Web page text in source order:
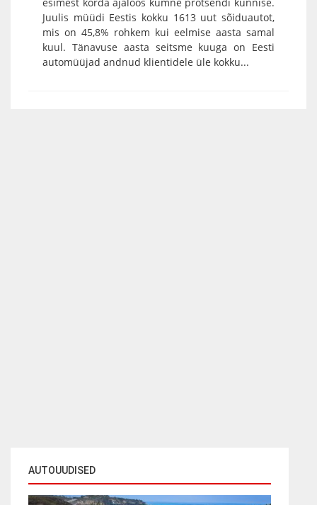
AUTOUUDISED
Juulis müüdi Eestis kokku 1613 uut sõiduautot,
mis on 45,8% rohkem kui eelmise aasta samal
kuul. Tänavuse aasta seitsme kuuga on Eesti
automüüjad andnud klientidele üle kokku...